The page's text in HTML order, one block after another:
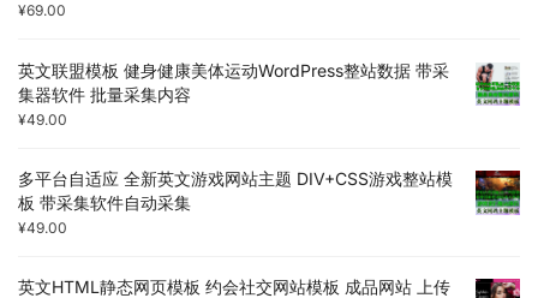
¥69.00
英文联盟模板 健身健康美体运动WordPress整站数据 带采
集器软件 批量采集内容
¥49.00
多平台自适应 全新英文游戏网站主题 DIV+CSS游戏整站模
板 带采集软件自动采集
¥49.00
英文HTML静态网页模板 约会社交网站模板 成品网站 上传